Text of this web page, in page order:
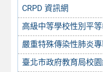
CRPD 資訊網
高級中等學校性別平
嚴重特殊傳染性肺炎
臺北市政府教育局校